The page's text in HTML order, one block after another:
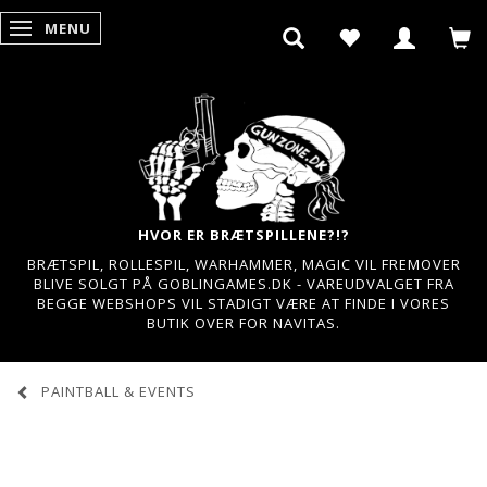
SKIFTE NAVIGATION
MENU
HVOR ER BRÆTSPILLENE?!?
BRÆTSPIL, ROLLESPIL, WARHAMMER, MAGIC VIL FREMOVER
BLIVE SOLGT PÅ GOBLINGAMES.DK - VAREUDVALGET FRA
BEGGE WEBSHOPS VIL STADIGT VÆRE AT FINDE I VORES
BUTIK OVER FOR NAVITAS.
PAINTBALL & EVENTS